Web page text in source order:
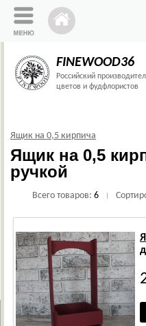
FINEWOOD36
Российский
цветов и фудфлористов
Ящик на 0,5 кирпича
Ящик на 0,5
ручкой
Всего товаров: 6